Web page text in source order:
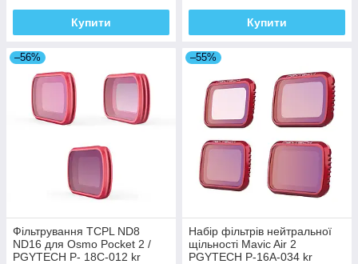
Купити Купити
–56%
Фільтрування TCPL ND8
ND16 для Osmo Pocket 2 /
PGYTECH P- 18C-012 kr
–55%
Набір фільтрів нейтральної
щільності Mavic Air 2
PGYTECH P-16A-034 kr